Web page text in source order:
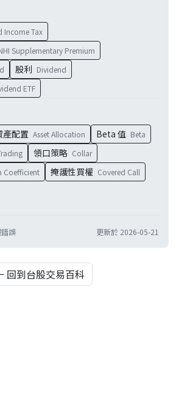
Income Tax
Supplementary Premium
股利 Dividend
ETF
產配置 Asset Allocation Beta 值 Beta
領口策略 Collar
Coefficient 掩護性買權 Covered Call
誤 更新於 2026-05-21
回到台股交易百科